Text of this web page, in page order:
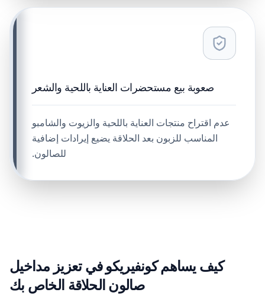
صعوبة بيع مستحضرات العناية باللحية والشعر
عدم اقتراح منتجات العناية باللحية والزيوت والشامبو
المناسب للزبون بعد الحلاقة يضيع إيرادات إضافية
للصالون.
كيف يساهم كونفيريكو في تعزيز مداخيل
صالون الحلاقة الخاص بك